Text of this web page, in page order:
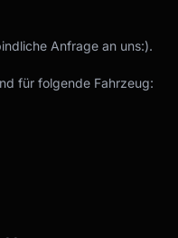
Anfrage an uns:).
für folgende Fahrzeug: